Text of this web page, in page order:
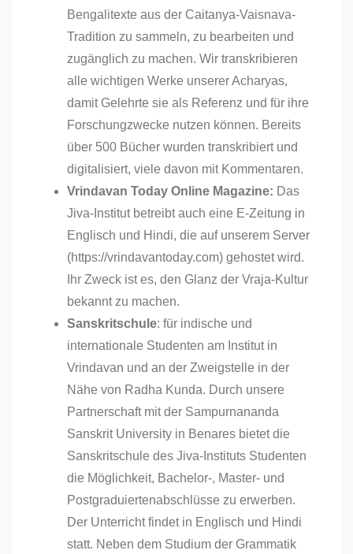
Bengalitexte aus der Caitanya-Vaisnava-
Tradition zu sammeln, zu bearbeiten und
zugänglich zu machen. Wir transkribieren
alle wichtigen Werke unserer Acharyas,
damit Gelehrte sie als Referenz und für ihre
Forschungzwecke nutzen können. Bereits
über 500 Bücher wurden transkribiert und
digitalisiert, viele davon mit Kommentaren.
Vrindavan Today Online Magazine: Das
Jiva-Institut betreibt auch eine E-Zeitung in
Englisch und Hindi, die auf unserem Server
(https://vrindavantoday.com) gehostet wird.
Ihr Zweck ist es, den Glanz der Vraja-Kultur
bekannt zu machen.
Sanskritschule: für indische und
internationale Studenten am Institut in
Vrindavan und an der Zweigstelle in der
Nähe von Radha Kunda. Durch unsere
Partnerschaft mit der Sampurnananda
Sanskrit University in Benares bietet die
Sanskritschule des Jiva-Instituts Studenten
die Möglichkeit, Bachelor-, Master- und
Postgraduiertenabschlüsse zu erwerben.
Der Unterricht findet in Englisch und Hindi
statt. Neben dem Studium der Grammatik